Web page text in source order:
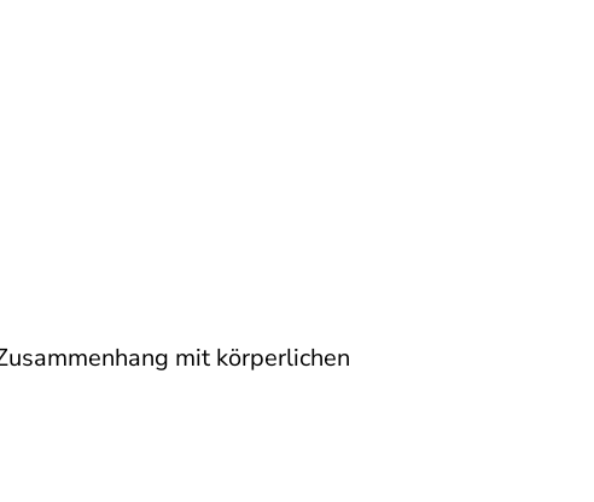
mit körperlichen